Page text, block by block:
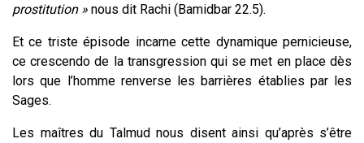
prostitution » nous dit Rachi (Bamidbar 22.5).
Et ce triste épisode incarne cette dynamique pernicieuse,
ce crescendo de la transgression qui se met en place dès
lors que l’homme renverse les barrières établies par les
Sages.
Les maîtres du Talmud nous disent ainsi qu’après s’être